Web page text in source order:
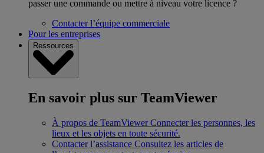
passer une commande ou mettre à niveau votre licence ?
Contacter l’équipe commerciale
Pour les entreprises
Ressources
En savoir plus sur TeamViewer
À propos de TeamViewer Connecter les personnes, les
lieux et les objets en toute sécurité.
Contacter l’assistance Consultez les articles de